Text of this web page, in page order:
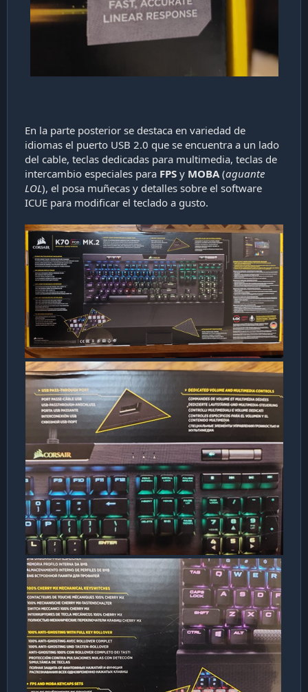
En la parte posterior se destaca en variedad de
idiomas el puerto USB 2.0 que se encuentra a un lado
del cable, teclas dedicadas para multimedia, teclas de
intercambio especiales para FPS y MOBA(aguante
LOL), el posa muñecas y detalles sobre el software
ICUE para modificar el teclado a gusto.